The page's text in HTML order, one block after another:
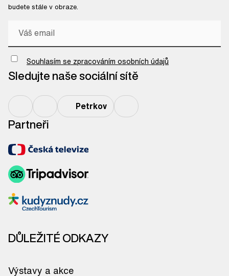
budete stále v obraze.
Chci odebírat newsletter
Souhlasím se zpracováním osobních údajů
Sledujte naše sociální sítě
Petrkov
Partneři
DŮLEŽITÉ ODKAZY
Výstavy a akce